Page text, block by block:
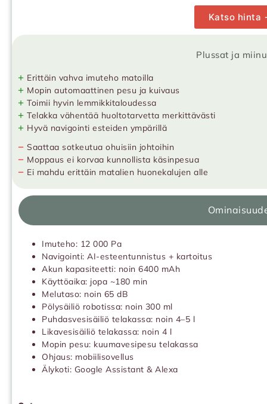
Katso hinta
Plussat ja
+ Erittäin vahva imuteho matoilla
+ Mopin automaattinen pesu ja kuivaus
+ Toimii hyvin lemmikkitaloudessa
+ Telakka vähentää huoltotarvetta merkittävästi
+ Hyvä navigointi esteiden ympärillä
− Saattaa sotkeutua ohuisiin johtoihin
− Moppaus ei korvaa kunnollista käsinpesua
− Ei mahdu erittäin matalien huonekalujen alle
Imuteho: 12 000 Pa
Navigointi: AI-esteentunnistus + kartoitus
Akun kapasiteetti: noin 6400 mAh
Käyttöaika: jopa ~180 min
Melutaso: noin 65 dB
Pölysäiliö robotissa: noin 300 ml
Puhdasvesisäiliö telakassa: noin 4–5 l
Likavesisäiliö telakassa: noin 4 l
Mopin pesu: kuumavesipesu telakassa
Ohjaus: mobiilisovellus
Älykoti: Google Assistant & Alexa